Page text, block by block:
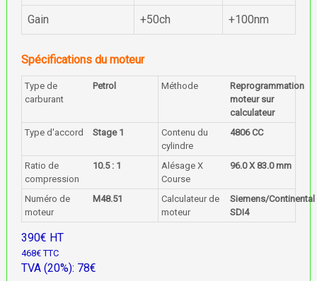
Gain +50ch +100nm
Spécifications du moteur
Type de
carburant
Petrol Méthode
Reprogrammation
moteur sur
calculateur
Type d'accord
Stage 1
Contenu du
cylindre
4806 CC
Ratio de
compression
10.5 : 1
Alésage X
Course
96.0 X 83.0 mm
Numéro de
moteur
M48.51
Calculateur de
moteur
Siemens/Continental
SDI4
390€ HT
468€ TTC
TVA (20%): 78€